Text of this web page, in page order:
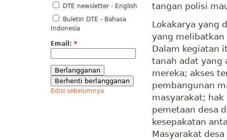
DTE newsletter - English
Buletin DTE - Bahasa
Indonesia
Email: *
Edisi sebelumnya
tangan polisi
Lokakarya yang
yang melibatkan
Dalam kegiatan
tanah adat yang
mereka; akses
pembangunan
masyarakat;
pemetaan desa
kesepakatan
Masyarakat